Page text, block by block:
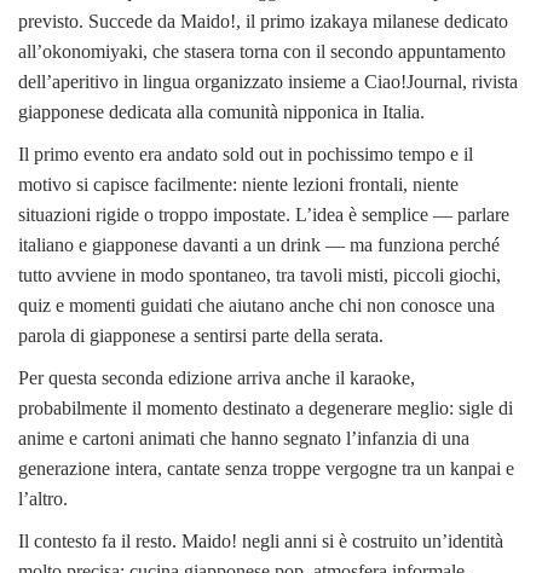
previsto. Succede da Maido!, il primo izakaya milanese dedicato
all’okonomiyaki, che stasera torna con il secondo appuntamento
dell’aperitivo in lingua organizzato insieme a Ciao!Journal, rivista
giapponese dedicata alla comunità nipponica in Italia.
Il primo evento era andato sold out in pochissimo tempo e il
motivo si capisce facilmente: niente lezioni frontali, niente
situazioni rigide o troppo impostate. L’idea è semplice — parlare
italiano e giapponese davanti a un drink — ma funziona perché
tutto avviene in modo spontaneo, tra tavoli misti, piccoli giochi,
quiz e momenti guidati che aiutano anche chi non conosce una
parola di giapponese a sentirsi parte della serata.
Per questa seconda edizione arriva anche il karaoke,
probabilmente il momento destinato a degenerare meglio: sigle di
anime e cartoni animati che hanno segnato l’infanzia di una
generazione intera, cantate senza troppe vergogne tra un kanpai e
l’altro.
Il contesto fa il resto. Maido! negli anni si è costruito un’identità